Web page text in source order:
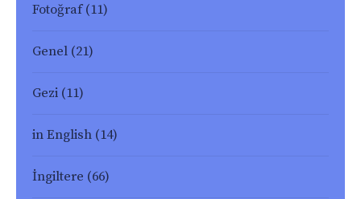
Fotoğraf(11)
Genel (21)
Gezi (11)
in English (14)
İngiltere (66)